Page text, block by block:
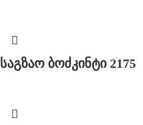
საგზაო ბოძკინტი 2175